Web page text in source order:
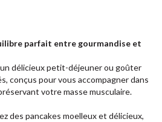
parfait entre gourmandise et
délicieux petit-déjeuner ou goûter
conçus pour vous accompagner dans
votre masse musculaire.
des pancakes moelleux et délicieux,